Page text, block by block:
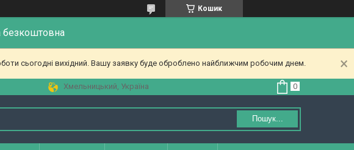
Кошик
безкоштовна
сьогодні вихідний. Вашу заявку буде оброблено найближчим робочим днем.
Хмельницький, Україна
Пошук...